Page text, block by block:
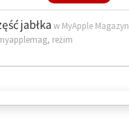
jabłkaw MyApple Magazyn
, reżim